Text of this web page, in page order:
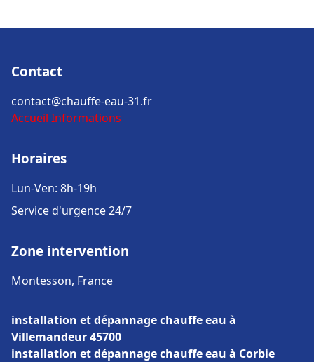
Contact
contact@chauffe-eau-31.fr
Accueil Informations
Horaires
Lun-Ven: 8h-19h
Service d'urgence 24/7
Zone intervention
Montesson, France
installation et dépannage chauffe eau à
Villemandeur 45700
installation et dépannage chauffe eau à Corbie